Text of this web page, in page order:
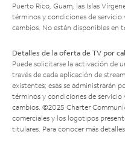
Puerto Rico, Guam, las Islas
términos y condiciones de servicio
cambios. No están disponibles en
Detalles de la oferta de TV por
Puede solicitarse la activación de
través de cada aplicación de
existentes; esas se administrarán
términos y condiciones de servicio
cambios. ©2025 Charter
comerciales y los logotipos
titulares. Para conocer más